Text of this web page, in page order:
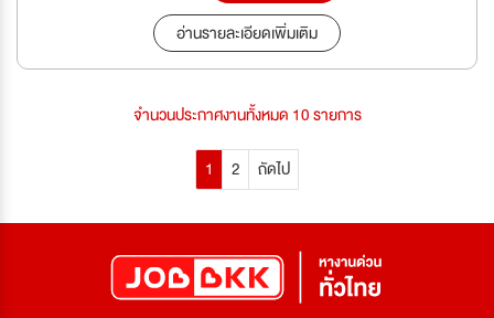
อ่านรายละเอียดเพิ่มเติม
จำนวนประกาศงานทั้งหมด 10 รายการ
1 2 ถัดไป